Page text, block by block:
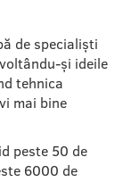
de specialiști
și ideile
tehnica
mai bine
peste 50 de
6000 de